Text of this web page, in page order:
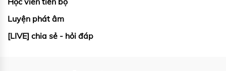
Luyện phát âm
[LIVE] chia sẻ - hỏi đáp